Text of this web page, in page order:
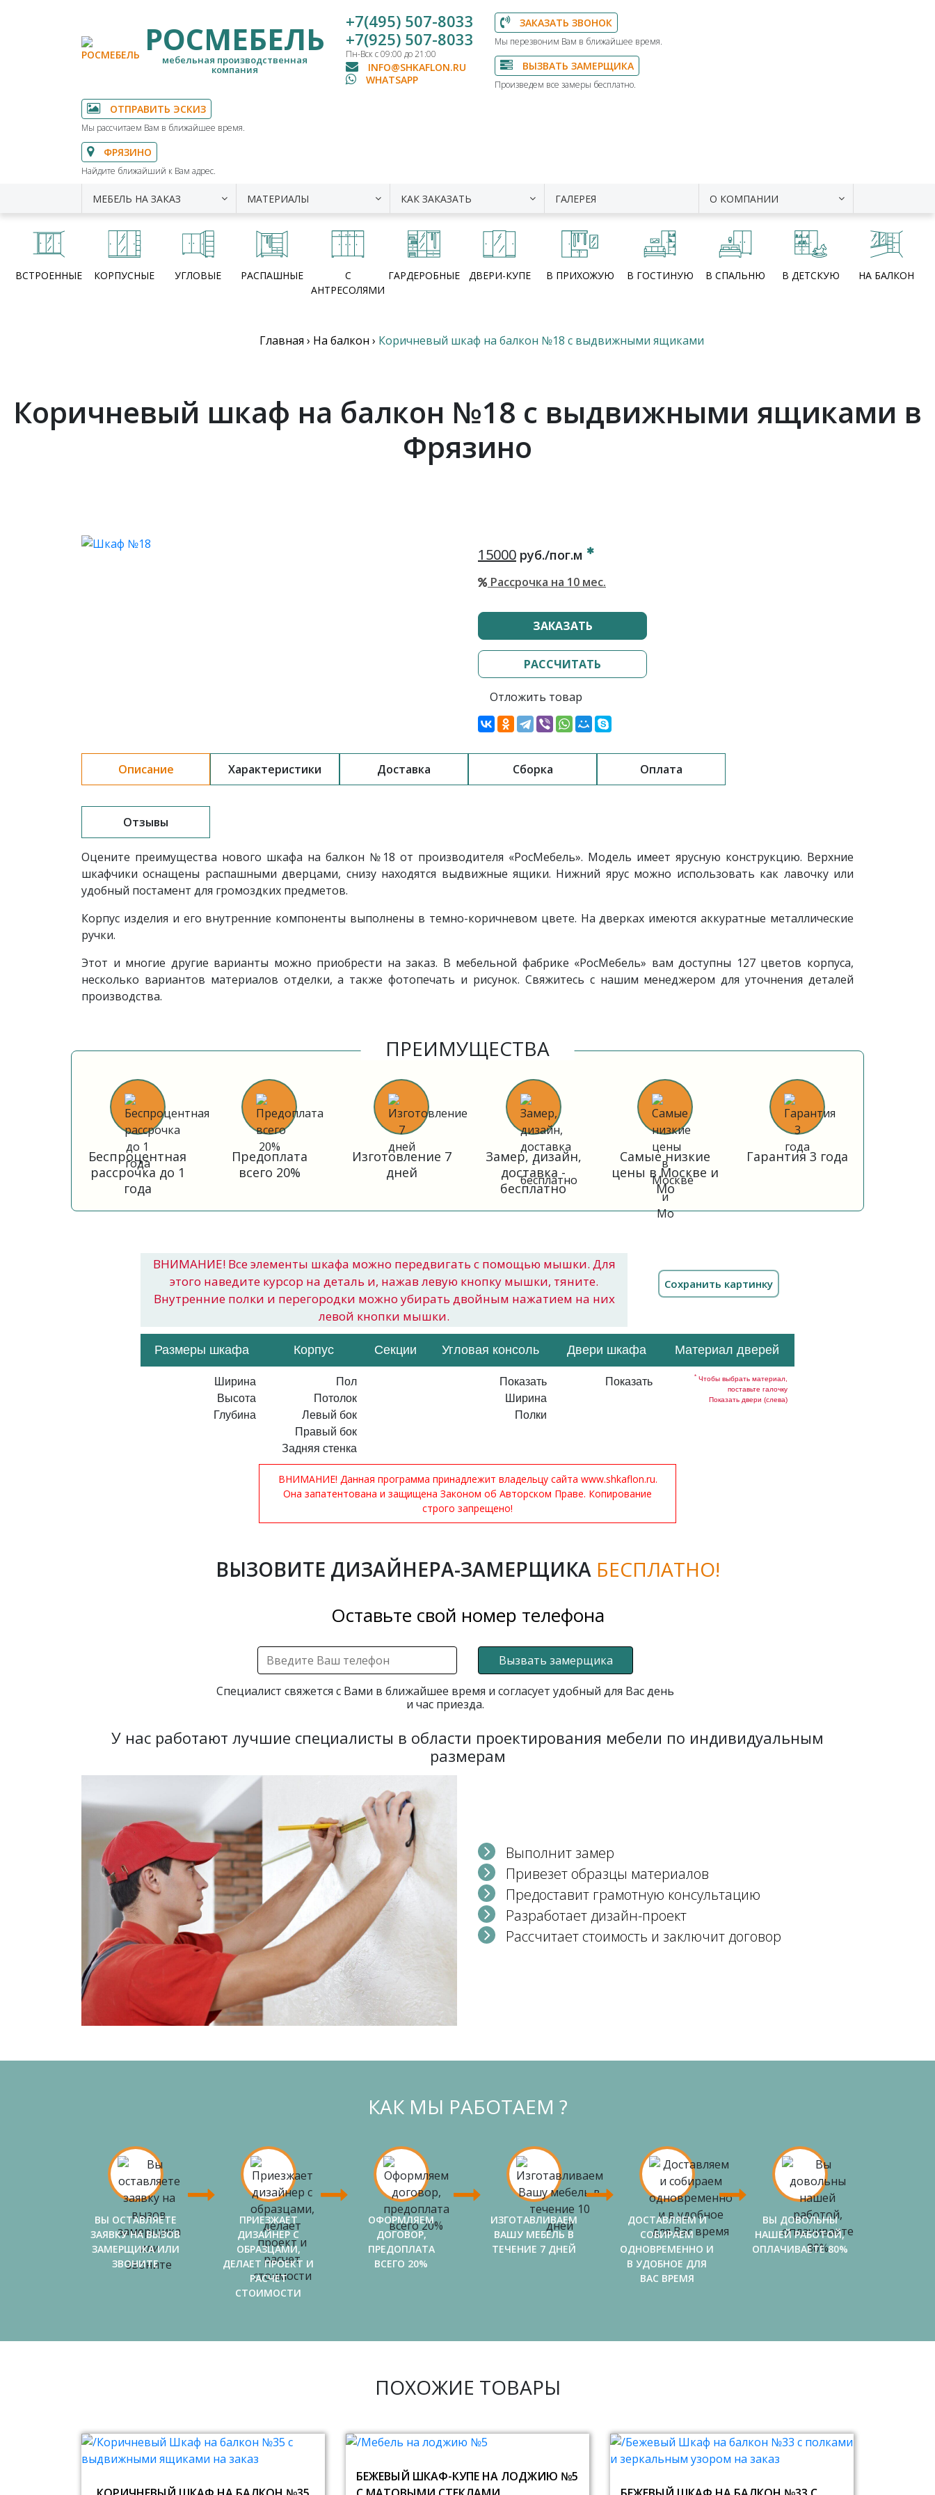
РОСМЕБЕЛЬ
мебельная производственная
компания
+7(495) 507-8033
+7(925) 507-8033
Пн-Вск с 09:00 до 21:00
INFO@SHKAFLON.RU
WHATSAPP
ЗАКАЗАТЬ ЗВОНОК
Мы перезвоним Вам в ближайшее время.
ВЫЗВАТЬ ЗАМЕРЩИКА
Произведем все замеры бесплатно.
ОТПРАВИТЬ ЭСКИЗ
Мы рассчитаем Вам в ближайшее время.
ФРЯЗИНО
Найдите ближайший к Вам адрес.
МЕБЕЛЬ НА ЗАКАЗ МАТЕРИАЛЫ КАК ЗАКАЗАТЬ ГАЛЕРЕЯ О КОМПАНИИ
ВСТРОЕННЫЕ КОРПУСНЫЕ УГЛОВЫЕ РАСПАШНЫЕ
С
АНТРЕСОЛЯМИ
ГАРДЕРОБНЫЕ ДВЕРИ-КУПЕ В ПРИХОЖУЮ В ГОСТИНУЮ В СПАЛЬНЮ В ДЕТСКУЮ НА БАЛКОН
Главная › На балкон › Коричневый шкаф на балкон №18 с выдвижными ящиками
Коричневый шкаф на балкон №18 с выдвижными ящиками в
Фрязино
15000 руб./пог.м
Рассрочка на 10 мес.
ЗАКАЗАТЬ
РАССЧИТАТЬ
Отложить товар
Описание Характеристики Доставка Сборка Оплата
Отзывы
Оцените преимущества нового шкафа на балкон №18 от производителя «РосМебель». Модель имеет ярусную конструкцию. Верхние
шкафчики оснащены распашными дверцами, снизу находятся выдвижные ящики. Нижний ярус можно использовать как лавочку или
удобный постамент для громоздких предметов.
Корпус изделия и его внутренние компоненты выполнены в темно-коричневом цвете. На дверках имеются аккуратные металлические
ручки.
Этот и многие другие варианты можно приобрести на заказ. В мебельной фабрике «РосМебель» вам доступны 127 цветов корпуса,
несколько вариантов материалов отделки, а также фотопечать и рисунок. Свяжитесь с нашим менеджером для уточнения деталей
производства.
ПРЕИМУЩЕСТВА
Беспроцентная
рассрочка до 1
года
Предоплата
всего 20%
Изготовление 7
дней
Замер, дизайн,
доставка -
бесплатно
Самые низкие
цены в Москве и
Мо
Гарантия 3 года
ВНИМАНИЕ! Все элементы шкафа можно передвигать с помощью мышки. Для
этого наведите курсор на деталь и, нажав левую кнопку мышки, тяните.
Внутренние полки и перегородки можно убирать двойным нажатием на них
левой кнопки мышки.
Размеры шкафа Корпус Секции Угловая консоль Двери шкафа Материал дверей
Ширина
Высота
Глубина
Пол
Потолок
Левый бок
Правый бок
Задняя стенка
Показать
Ширина
Полки
Показать * Чтобы выбрать материал,
поставьте галочку
Показать двери (слева)
ВНИМАНИЕ! Данная программа принадлежит владельцу сайта www.shkaflon.ru.
Она запатентована и защищена Законом об Авторском Праве. Копирование
строго запрещено!
ВЫЗОВИТЕ ДИЗАЙНЕРА-ЗАМЕРЩИКА БЕСПЛАТНО!
Оставьте свой номер телефона
Вызвать замерщика
Специалист свяжется с Вами в ближайшее время и согласует удобный для Вас день
и час приезда.
У нас работают лучшие специалисты в области проектирования мебели по индивидуальным
размерам
Выполнит замер
Привезет образцы материалов
Предоставит грамотную консультацию
Разработает дизайн-проект
Рассчитает стоимость и заключит договор
КАК МЫ РАБОТАЕМ ?
ВЫ ОСТАВЛЯЕТЕ
ЗАЯВКУ НА ВЫЗОВ
ЗАМЕРЩИКА ИЛИ
ЗВОНИТЕ
ПРИЕЗЖАЕТ
ДИЗАЙНЕР С
ОБРАЗЦАМИ,
ДЕЛАЕТ ПРОЕКТ И
РАСЧЕТ
СТОИМОСТИ
ОФОРМЛЯЕМ
ДОГОВОР,
ПРЕДОПЛАТА
ВСЕГО 20%
ИЗГОТАВЛИВАЕМ
ВАШУ МЕБЕЛЬ В
ТЕЧЕНИЕ 7 ДНЕЙ
ДОСТАВЛЯЕМ И
СОБИРАЕМ
ОДНОВРЕМЕННО И
В УДОБНОЕ ДЛЯ
ВАС ВРЕМЯ
ВЫ ДОВОЛЬНЫ
НАШЕЙ РАБОТОЙ,
ОПЛАЧИВАЕТЕ 80%
ПОХОЖИЕ ТОВАРЫ
БЕЖЕВЫЙ ШКАФ-КУПЕ НА ЛОДЖИЮ №5